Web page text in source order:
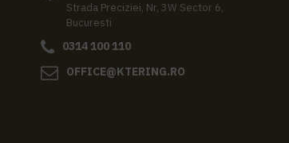
Strada Preciziei, Nr, 3W Sector 6,
Bucuresti
0314 100 110
OFFICE@KTERING.RO